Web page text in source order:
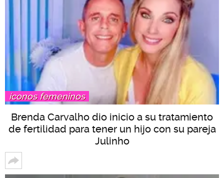
íconos femeninos
Brenda Carvalho dio inicio a su tratamiento
de fertilidad para tener un hijo con su pareja
Julinho